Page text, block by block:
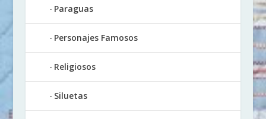
Paraguas
Personajes Famosos
Religiosos
Siluetas